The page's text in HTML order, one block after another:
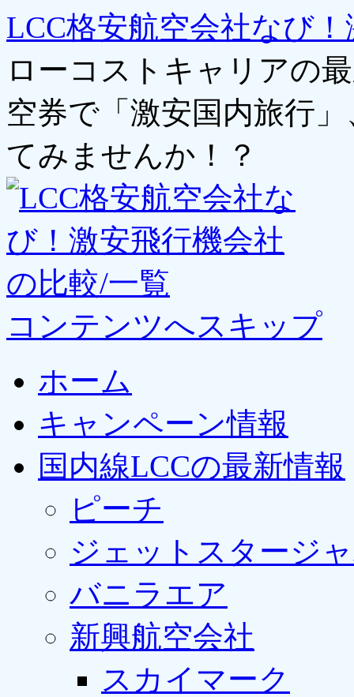
LCC格安航空会社なび
ローコストキャリアの
空券で「激安国内旅行
てみませんか！？
コンテンツへスキップ
ホーム
キャンペーン情報
国内線LCCの最新情報
ピーチ
ジェットスタージ
バニラエア
新興航空会社
スカイマーク